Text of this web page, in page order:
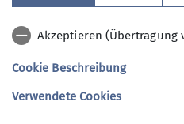
sind Pflichtfelder
Akzeptieren (Übertragung
Cookie Beschreibung
Verwendete Cookies